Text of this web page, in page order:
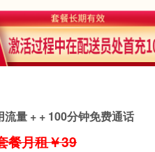
量 + + 100分钟免费通话
餐月租￥39